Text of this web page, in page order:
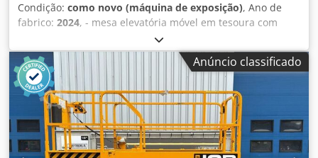
Condição: como novo (máquina de exposição), Ano de
fabrico: 2024, - mesa elevatória móvel em tesoura com
placa de chapa metálica - O curso para cima/para baixo é
acionado por uma bomba hidráulica de pé Dkjdofnp
Rpspfx Afvor - Capacidade de carga 300 kg - Altura total
400 mm - Curso útil 610 mm - Altura máxima 1010 mm -
Tamanho da plataforma 1000 x 600 mm - Peso próprio 75
kg - Rodízio giratório 2 peças com freio, 2 peças sem freio -
Roda-Ø 125 mm - Revestimento em pó da estrutura de
base e da estrutura da plataforma cinza claro RAL 7035,
Anúncio classificado